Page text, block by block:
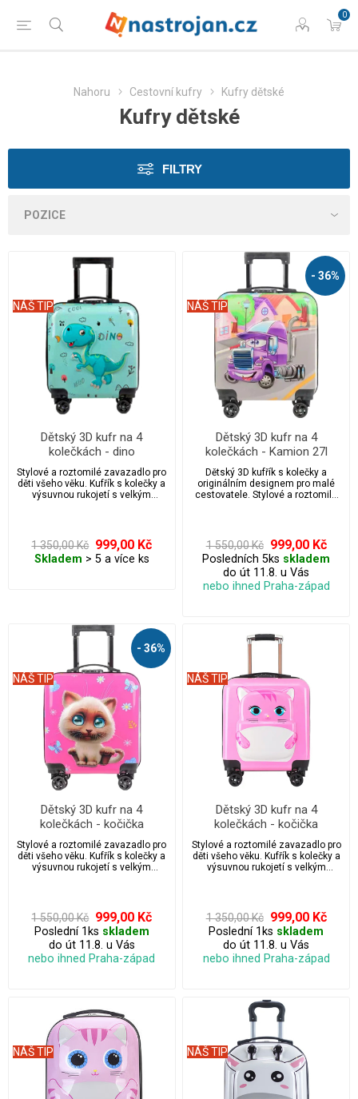
0
Nahoru Cestovní kufry Kufry dětské
Kufry dětské
FILTRY
NÁŠ TIP
Dětský 3D kufr na 4
kolečkách - dino
Stylové a roztomilé zavazadlo pro
děti všeho věku. Kufřík s kolečky a
výsuvnou rukojetí s velkým
1 350,00 Kč 999,00 Kč
Skladem > 5 a více ks
- 36%
NÁŠ TIP
Dětský 3D kufr na 4
kolečkách - Kamion 27l
Dětský 3D kufřík s kolečky a
originálním designem pro malé
cestovatele. Stylové a roztomilé
prostorem.
1 550,00 Kč 999,00 Kč
Posledních 5ks skladem
do út 11.8. u Vás
nebo ihned Praha-západ
- 36%
NÁŠ TIP
Dětský 3D kufr na 4
kolečkách - kočička
Stylové a roztomilé zavazadlo pro
děti všeho věku. Kufřík s kolečky a
výsuvnou rukojetí s velkým
1 550,00 Kč 999,00 Kč
Poslední 1ks skladem
do út 11.8. u Vás
nebo ihned Praha-západ
NÁŠ TIP
Dětský 3D kufr na 4
kolečkách - kočička
Stylové a roztomilé zavazadlo pro
děti všeho věku. Kufřík s kolečky a
výsuvnou rukojetí s velkým
1 350,00 Kč 999,00 Kč
Poslední 1ks skladem
do út 11.8. u Vás
nebo ihned Praha-západ
NÁŠ TIP NÁŠ TIP